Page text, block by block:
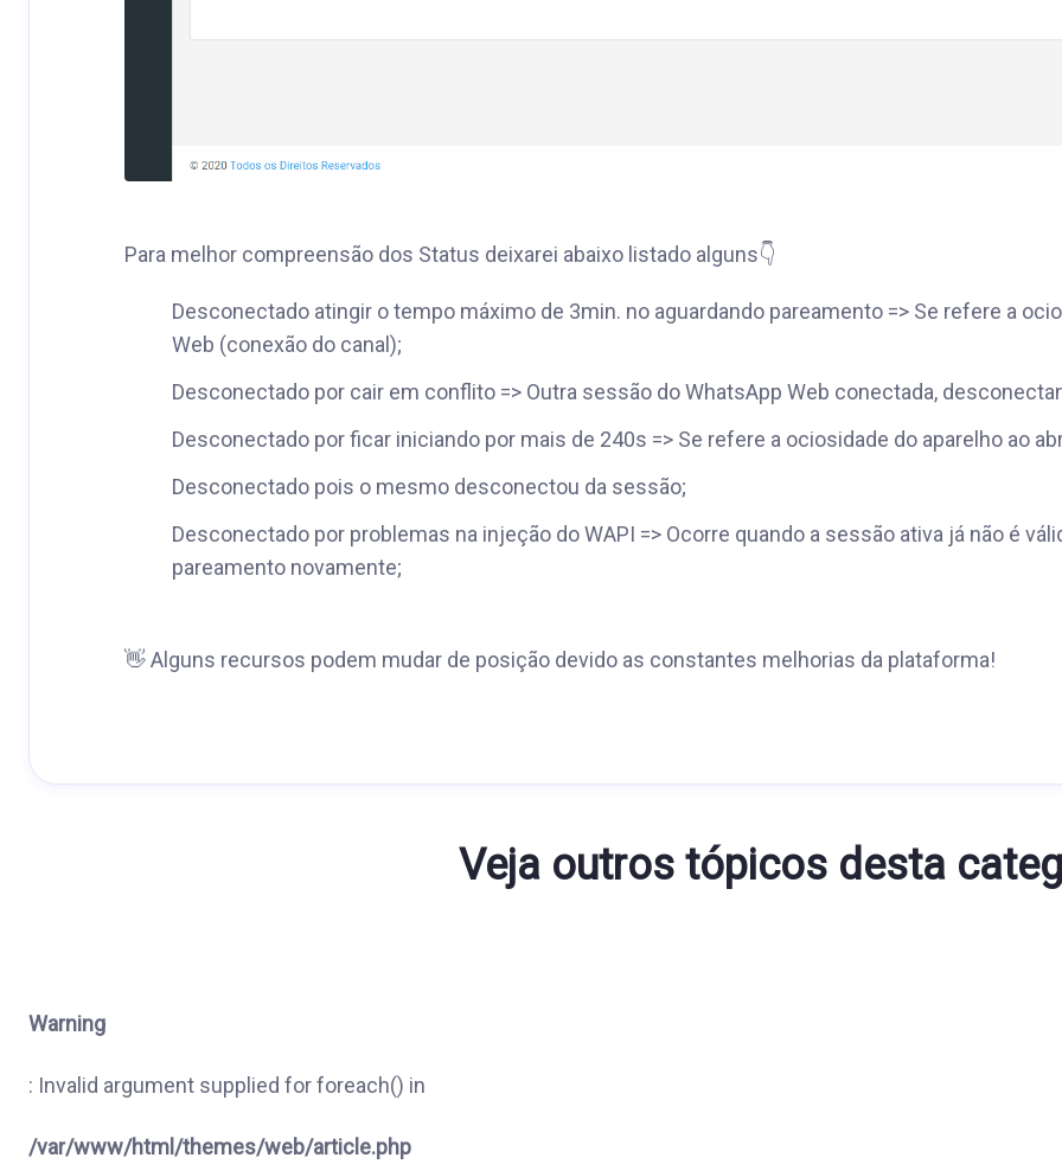
Para melhor compreensão dos Status deixarei abaixo listado alguns👇
Desconectado atingir o tempo máximo de 3min. no aguardando pareamento => Se refere a
Web (conexão do canal);
Desconectado por cair em conflito => Outra sessão do WhatsApp Web conectada,
Desconectado por ficar iniciando por mais de 240s => Se refere a ociosidade do aparelho ao
Desconectado pois o mesmo desconectou da sessão;
Desconectado por problemas na injeção do WAPI => Ocorre quando a sessão ativa já não é
pareamento novamente;
👋 Alguns recursos podem mudar de posição devido as constantes melhorias da plataforma!
Veja outros tópicos desta
Warning
: Invalid argument supplied for foreach() in
/var/www/html/themes/web/article.php